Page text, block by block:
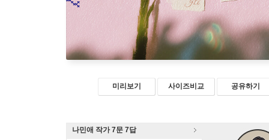
미리보기 사이즈비교 공유하기
나민애 작가 7문 7답